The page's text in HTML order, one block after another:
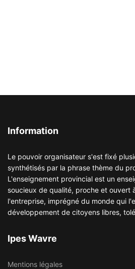
Information
Le pouvoir organisateur s'est fixé
synthétisés par la phrase thème du
L'enseignement provincial est un
soucieux de qualité, proche et ouvert
l'entreprise, imprégné du monde qui
développement de citoyens libres,
Ipes Wavre
Mentions légales